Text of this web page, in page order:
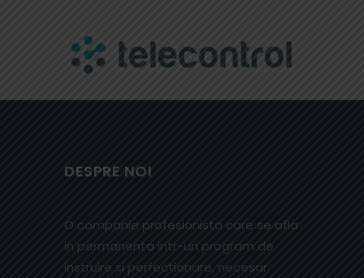
DESPRE NOI
O companie profesionista care se afla
in permanenta intr-un program de
instruire si perfectionare, necesar